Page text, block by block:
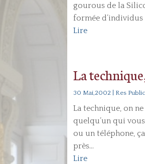
gourous de la
formée d’individus
Lire
La
30 Mai,2002 Res
La technique, on
quelqu’un qui
ou un téléphone,
près...
Lire